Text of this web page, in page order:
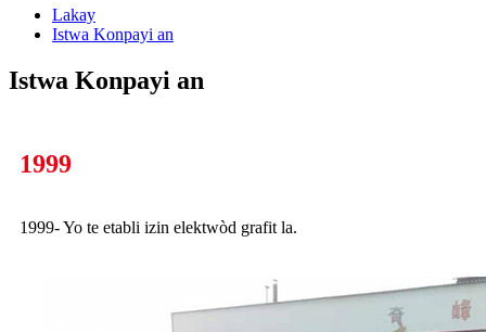
Lakay
Istwa Konpayi an
Istwa Konpayi an
1999
1999- Yo te etabli izin elektwòd grafit la.